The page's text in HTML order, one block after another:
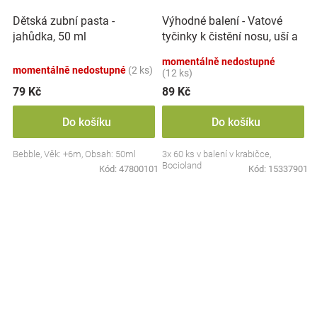
Dětská zubní pasta -
jahůdka, 50 ml
momentálně nedostupné (2 ks)
79 Kč
Do košíku
Bebble, Věk: +6m, Obsah: 50ml
Kód: 47800101
Výhodné balení - Vatové
tyčinky k čistění nosu, uší a
momentálně nedostupné
(12 ks)
89 Kč
Do košíku
3x 60 ks v balení v krabičce,
Bocioland
Kód: 15337901